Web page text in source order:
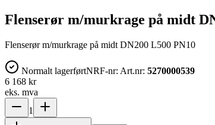
Flenserør m/murkrage på midt
Flenserør m/murkrage på midt DN200 L500 PN10
Normalt lagerførtNRF-nr: Art.nr: 5270000539
6 168 kr
eks. mva
1